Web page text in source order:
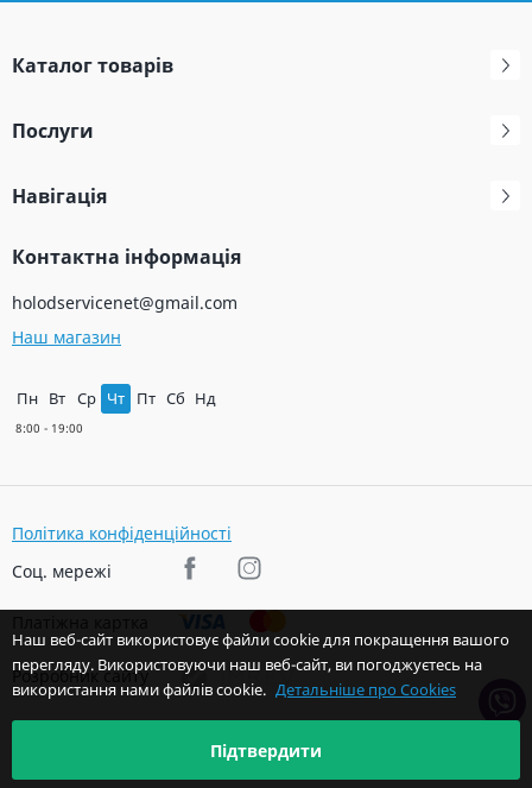
Каталог товарів
Послуги
Навігація
Контактна інформація
holodservicenet@gmail.com
Наш магазин
Пн Вт Ср Чт Пт Сб Нд
Політика конфіденційності
Соц. мережі
Розробник сайту
Наш веб-сайт використовує файли cookie для покращення вашого
перегляду. Використовуючи наш веб-сайт, ви погоджуєтесь на
використання нами файлів cookie. Детальніше про Cookies
Підтвердити